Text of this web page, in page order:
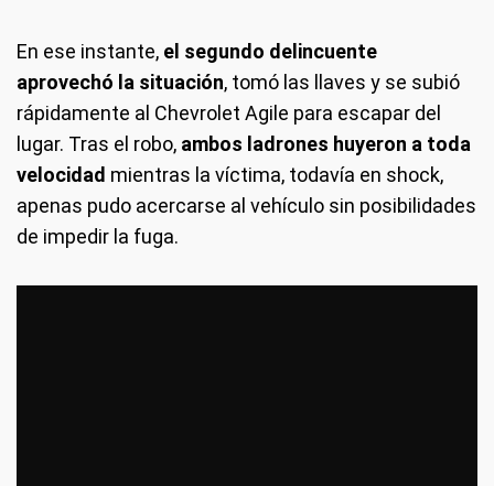
En ese instante, el segundo delincuente
aprovechó la situación, tomó las llaves y se subió
rápidamente al Chevrolet Agile para escapar del
lugar. Tras el robo, ambos ladrones huyeron a toda
velocidad mientras la víctima, todavía en shock,
apenas pudo acercarse al vehículo sin posibilidades
de impedir la fuga.